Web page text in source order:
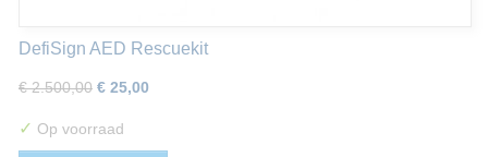
DefiSign AED Rescuekit
€ 2.500,00 € 25,00
✓ Op voorraad